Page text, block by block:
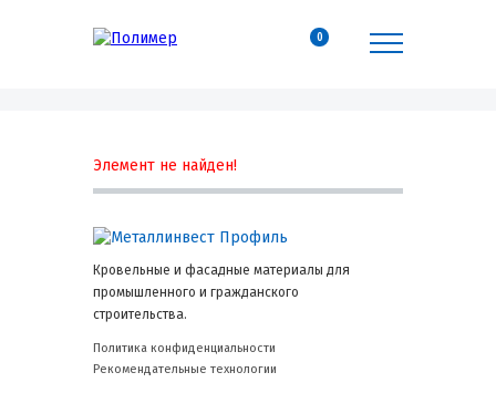
0
Элемент не найден!
Кровельные и фасадные материалы для
промышленного и гражданского
строительства.
Политика конфиденциальности
Рекомендательные технологии